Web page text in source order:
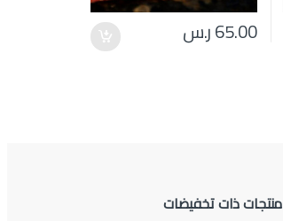
65.00ر.س
منتجات ذات تخفيضات